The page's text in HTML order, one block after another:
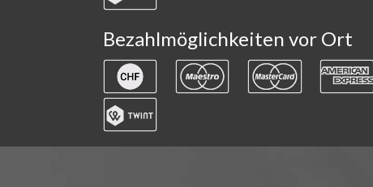
Bezahlmöglichkeiten vor Ort